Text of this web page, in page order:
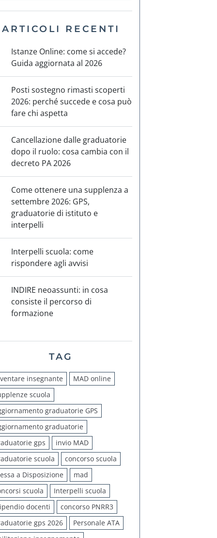
ARTICOLI RECENTI
Istanze Online: come si accede?
Guida aggiornata al 2026
Posti sostegno rimasti scoperti
2026: perché succede e cosa può
fare chi aspetta
Cancellazione dalle graduatorie
dopo il ruolo: cosa cambia con il
decreto PA 2026
Come ottenere una supplenza a
settembre 2026: GPS,
graduatorie di istituto e
interpelli
Interpelli scuola: come
rispondere agli avvisi
INDIRE neoassunti: in cosa
consiste il percorso di
formazione
TAG
insegnante
MAD online
scuola
graduatorie GPS
graduatorie
gps
invio MAD
scuola
concorso scuola
a Disposizione
mad
scuola
Interpelli scuola
docenti
concorso PNRR3
gps 2026
Personale ATA